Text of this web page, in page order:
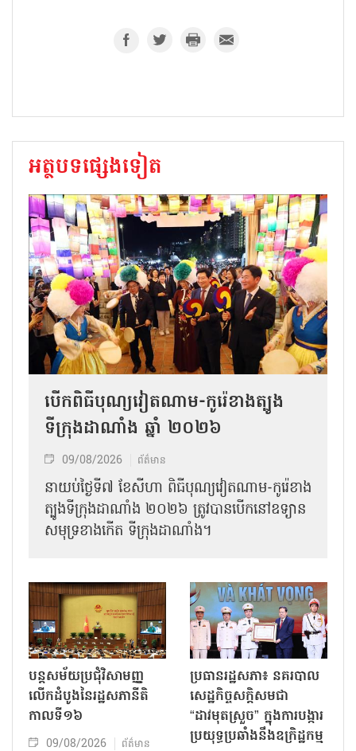
អត្ថបទផ្សេងទៀត
បើកពិធីបុណ្យវៀតណាម-កូរ៉េខាងត្បូង
ទីក្រុងដាណាំង ឆ្នាំ ២០២៦
09/08/2026 ព័ត៌មាន
នាយប់ថ្ងៃទី៧ ខែសីហា ពិធីបុណ្យវៀតណាម-កូរ៉េខាង
ត្បូងទីក្រុងដាណាំង ២០២៦ ត្រូវបានបើកនៅឧទ្យាន
សមុទ្រខាងកើត ទីក្រុងដាណាំង។
បន្តសម័យប្រជុំវិសាមញ្ញ
លើកដំបូងនៃរដ្ឋសភានីតិ
កាលទី១៦
09/08/2026 ព័ត៌មាន
ប្រធានរដ្ឋសភា៖ នគរបាល
សេដ្ឋកិច្ចសក្តិសមជា
“ដាវមុតស្រួច” ក្នុងការបង្ការ
ប្រយុទ្ធប្រឆាំងនឹងឧក្រិដ្ឋកម្ម